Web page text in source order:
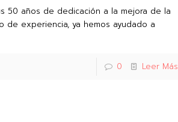
50 años de dedicación a la mejora de la
de experiencia, ya hemos ayudado a
0 Leer Más